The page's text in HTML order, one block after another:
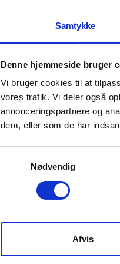
Samtykke
Denne hjemmeside bruger
Vi bruger cookies til at
vores trafik. Vi deler også
annonceringspartnere og
dem, eller som de har
Nødvendig
Afvis
Du kan være helt
og 14 dages fuld
brugt frem for nyt
Fordelagtige
reparationer,
Højkvalitets
telefon virker
tilbage at leve i.
I dag findes der